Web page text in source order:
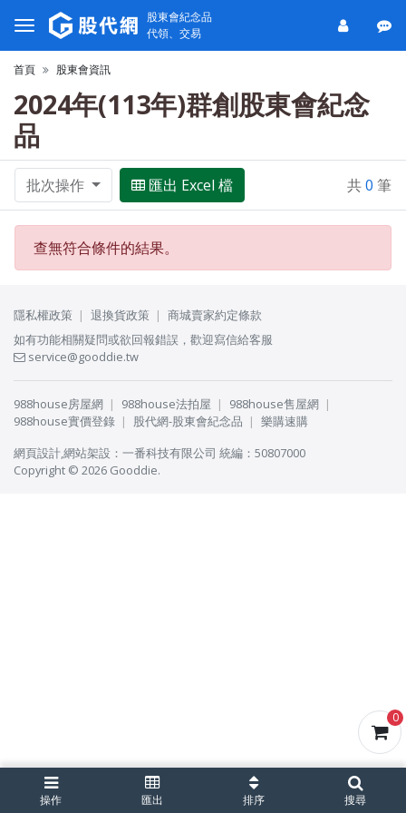
0
股東會紀念品
代領、交易
首頁 股東會資訊
2024年(113年)群創股東會紀念
品
批次操作 匯出 Excel 檔 共0 筆
查無符合條件的結果。
操作 匯出 排序 搜尋
隱私權政策 退換貨政策
商城賣家約定條款
如有功能相關疑問或欲回報錯誤，歡迎寫信給客服
service@gooddie.tw
988house房屋網 988house法拍屋
988house售屋網
988house實價登錄
股代網-股東會紀念品
樂購速購
網頁設計,網站架設 ： 一番科技有限公司 統編：50807000
Copyright © 2026 Gooddie.